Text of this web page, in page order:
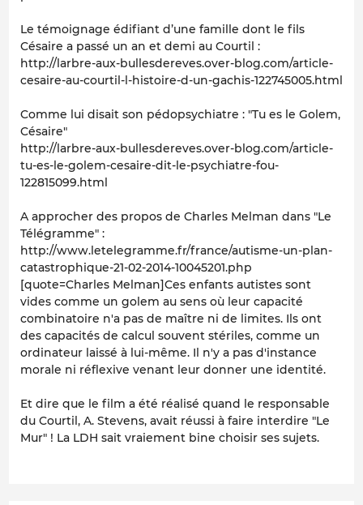
Le témoignage édifiant d’une famille dont le fils
Césaire a passé un an et demi au Courtil :
http://larbre-aux-bullesdereves.over-blog.com/article-
cesaire-au-courtil-l-histoire-d-un-gachis-122745005.html
Comme lui disait son pédopsychiatre : "Tu es le Golem,
Césaire"
http://larbre-aux-bullesdereves.over-blog.com/article-
tu-es-le-golem-cesaire-dit-le-psychiatre-fou-
122815099.html
A approcher des propos de Charles Melman dans "Le
Télégramme" :
http://www.letelegramme.fr/france/autisme-un-plan-
catastrophique-21-02-2014-10045201.php
[quote=Charles Melman]Ces enfants autistes sont
vides comme un golem au sens où leur capacité
combinatoire n'a pas de maître ni de limites. Ils ont
des capacités de calcul souvent stériles, comme un
ordinateur laissé à lui-même. Il n'y a pas d'instance
morale ni réflexive venant leur donner une identité.
Et dire que le film a été réalisé quand le responsable
du Courtil, A. Stevens, avait réussi à faire interdire "Le
Mur" ! La LDH sait vraiement bine choisir ses sujets.